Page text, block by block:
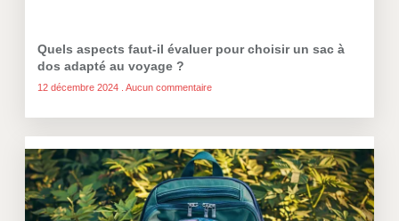
Quels aspects faut-il évaluer pour choisir un sac à
dos adapté au voyage ?
12 décembre 2024 Aucun commentaire